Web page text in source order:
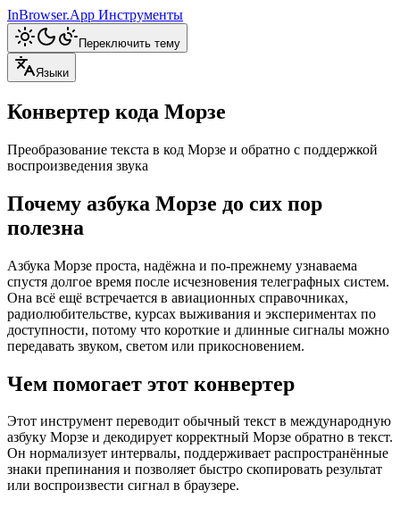
InBrowser.App Инструменты
Переключить тему
Языки
Конвертер кода Морзе
Преобразование текста в код Морзе и обратно с поддержкой
воспроизведения звука
Почему азбука Морзе до сих пор
полезна
Азбука Морзе проста, надёжна и по-прежнему узнаваема
спустя долгое время после исчезновения телеграфных систем.
Она всё ещё встречается в авиационных справочниках,
радиолюбительстве, курсах выживания и экспериментах по
доступности, потому что короткие и длинные сигналы можно
передавать звуком, светом или прикосновением.
Чем помогает этот конвертер
Этот инструмент переводит обычный текст в международную
азбуку Морзе и декодирует корректный Морзе обратно в текст.
Он нормализует интервалы, поддерживает распространённые
знаки препинания и позволяет быстро скопировать результат
или воспроизвести сигнал в браузере.